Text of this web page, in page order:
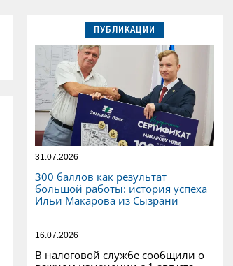
ПУБЛИКАЦИИ
31.07.2026
300 баллов как результат
большой работы: история успеха
Ильи Макарова из Сызрани
16.07.2026
В налоговой службе сообщили о